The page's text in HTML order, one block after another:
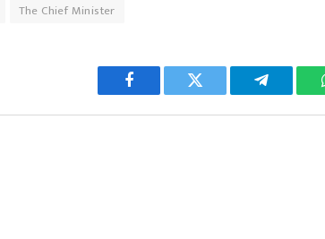
The Chief Minister
Facebook Twitter Telegram